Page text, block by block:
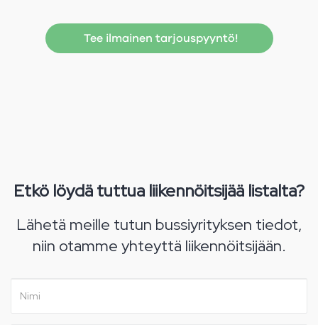
Tee ilmainen tarjouspyyntö!
Etkö löydä tuttua liikennöitsijää listalta?
Lähetä meille tutun bussiyrityksen tiedot,
niin otamme yhteyttä liikennöitsijään.